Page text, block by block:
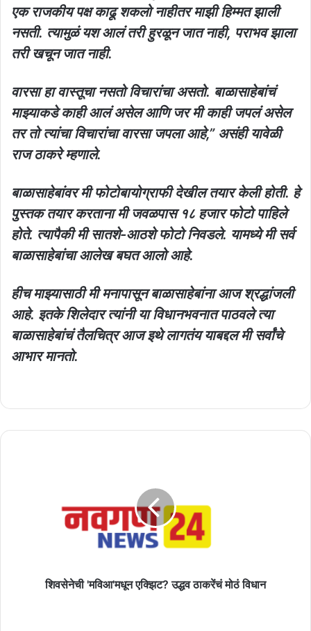
एक राजकीय पक्ष काढू शकलो नाहीतर माझी हिम्मत झाली
नसती. त्यामुळं यश आलं तरी हुरळून जात नाही, पराभव झाला
तरी खचून जात नाही.
वारसा हा वास्तूचा नसतो विचारांचा असतो. बाळासाहेबांचं
माझ्याकडे काही आलं असेल आणि जर मी काही जपलं असेल
तर तो त्यांचा विचारांचा वारसा जपला आहे,” असंही यावेळी
राज ठाकरे म्हणाले.
बाळासाहेबांवर मी फोटोबायोग्राफी देखील तयार केली होती. हे
पुस्तक तयार करताना मी जवळपास १८ हजार फोटो पाहिले
होते. त्यापैकी मी सातशे-आठशे फोटो निवडले. यामध्ये मी सर्व
बाळासाहेबांचा आलेख बघत आलो आहे.
हीच माझ्यासाठी मी मनापासून बाळासाहेबांना आज श्रद्धांजली
आहे. इतके शिलेदार त्यांनी या विधानभवनात पाठवले त्या
बाळासाहेबांचं तैलचित्र आज इथे लागतंय याबद्दल मी सर्वांचे
आभार मानतो.
शिवसेनेची 'मविआ'मधून एक्झिट? उद्धव ठाकरेंचं मोठं विधान